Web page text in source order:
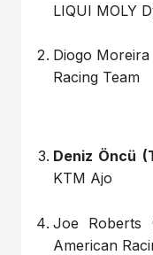
LIQUI MOLY
Diogo Moreira
Racing Team
Deniz Öncü
KTM Ajo
Joe Roberts
American